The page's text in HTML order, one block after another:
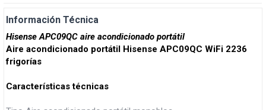
Información Técnica
Hisense APC09QC aire acondicionado portátil
Aire acondicionado portátil Hisense APC09QC WiFi 2236
frigorías
Características técnicas